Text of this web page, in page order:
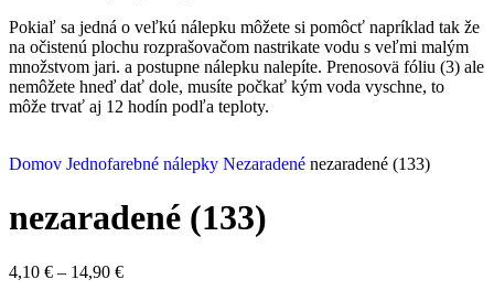
Pokiaľ sa jedná o veľkú nálepku môžete si pomôcť napríklad tak že
na očistenú plochu rozprašovačom nastrikate vodu s veľmi malým
množstvom jari. a postupne nálepku nalepíte. Prenosovä fóliu (3) ale
nemôžete hneď dať dole, musíte počkať kým voda vyschne, to
môže trvať aj 12 hodín podľa teploty.
Domov Jednofarebné nálepky Nezaradené nezaradené (133)
nezaradené (133)
4,10 € – 14,90 €